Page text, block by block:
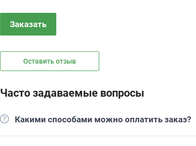
Заказать
Оставить отзыв
Часто задаваемые вопросы
Какими способами можно оплатить заказ?